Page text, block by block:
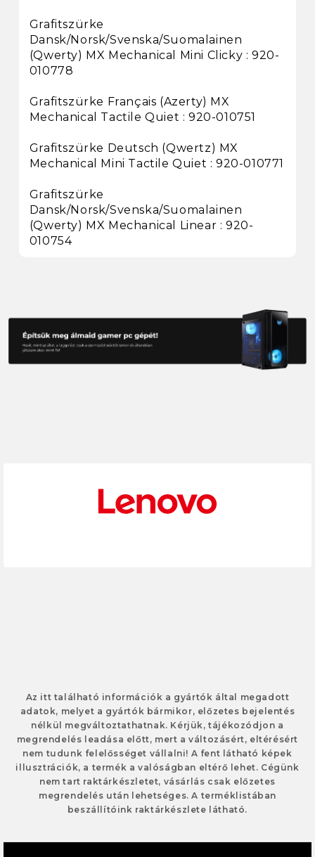
Grafitszürke
Dansk/Norsk/Svenska/Suomalainen
(Qwerty) MX Mechanical Mini Clicky : 920-
010778
Grafitszürke Français (Azerty) MX
Mechanical Tactile Quiet : 920-010751
Grafitszürke Deutsch (Qwertz) MX
Mechanical Mini Tactile Quiet : 920-010771
Grafitszürke
Dansk/Norsk/Svenska/Suomalainen
(Qwerty) MX Mechanical Linear : 920-
010754
Az itt található információk a gyártók által megadott
adatok, melyet a gyártók bármikor, előzetes bejelentés
nélkül megváltoztathatnak. Kérjük, tájékozódjon a
megrendelés leadása előtt, mert a változásért, eltérésért
nem tudunk felelősséget vállalni! A fent látható képek
illusztrációk, a termék a valóságban eltérő lehet. Cégünk
nem tart raktárkészletet, vásárlás csak előzetes
megrendelés után lehetséges. A terméklistában
beszállítóink raktárkészlete látható.